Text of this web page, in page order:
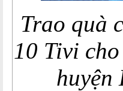
Trao quà
10 Tivi
huyện